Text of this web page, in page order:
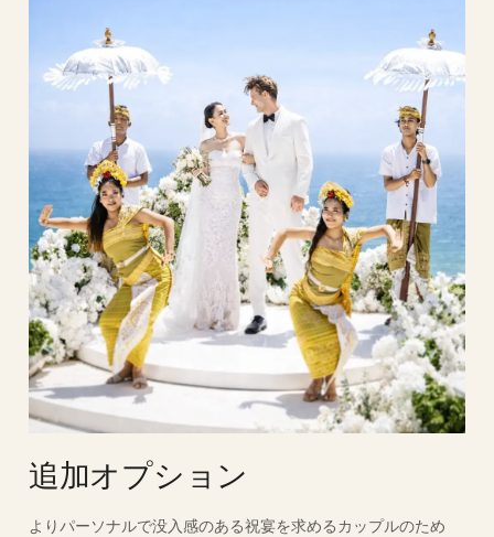
追加オプション
よりパーソナルで没入感のある祝宴を求めるカップルのため